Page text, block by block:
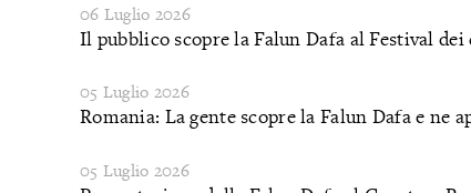
06 Luglio 2026
Il pubblico scopre la Falun Dafa al Festival
05 Luglio 2026
Romania: La gente scopre la Falun Dafa e ne
05 Luglio 2026